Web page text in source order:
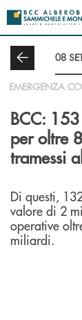
Salta al contenuto
08
EMERGENZA
BCC:
per oltre
tramessi
Di questi,
valore di 2
operative
miliardi.